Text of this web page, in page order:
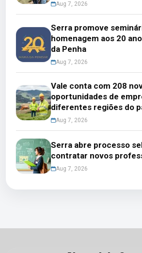
Aug 7, 2026
Serra promove
homenagem aos 20
da Penha
Aug 7, 2026
Vale conta com 208
oportunidades de
diferentes regiões do
Aug 7, 2026
Serra abre processo
contratar novos
Aug 7, 2026